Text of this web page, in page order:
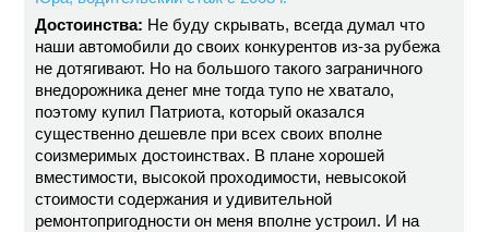
Достоинства: Не буду скрывать, всегда думал что
наши автомобили до своих конкурентов из-за рубежа
не дотягивают. Но на большого такого заграничного
внедорожника денег мне тогда тупо не хватало,
поэтому купил Патриота, который оказался
существенно дешевле при всех своих вполне
соизмеримых достоинствах. В плане хорошей
вместимости, высокой проходимости, невысокой
стоимости содержания и удивительной
ремонтопригодности он меня вполне устроил. И на